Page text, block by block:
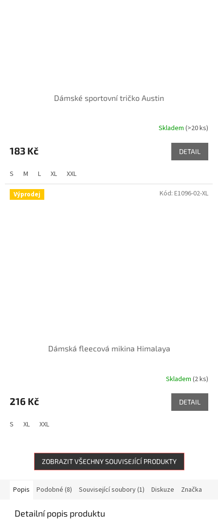
Dámské sportovní tričko Austin
Skladem (>20 ks)
183 Kč DETAIL
S M L XL XXL
Výprodej
Dámská fleecová mikina Himalaya
Skladem (2 ks)
216 Kč DETAIL
S XL XXL
Kód: E1096-02-XL
ZOBRAZIT VŠECHNY SOUVISEJÍCÍ PRODUKTY
Popis Podobné (8) Související soubory (1) Diskuze Značka
Detailní popis produktu